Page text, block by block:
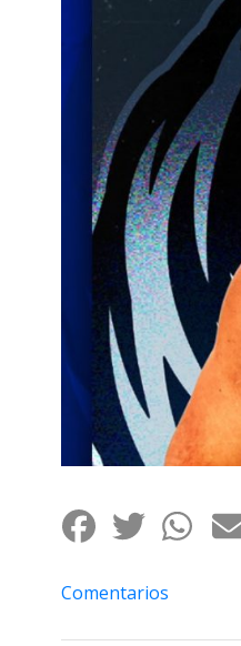
Deportes
Espectáculos
Policiales
Cartelera
Clasificados
Fúnebres
Comentarios